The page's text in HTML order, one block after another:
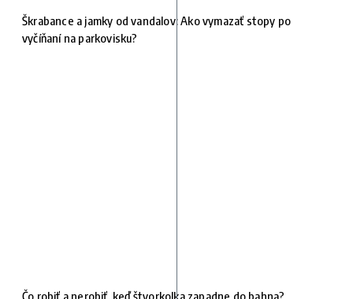
Škrabance a jamky od vandalov: Ako vymazať stopy po
vyčíňaní na parkovisku?
Čo robiť a nerobiť, keď štvorkolka zapadne do bahna?